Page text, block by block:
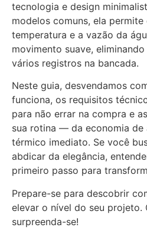
tecnologia e design
modelos comuns, ela
temperatura e a vazão da
movimento suave,
vários registros na bancada.
Neste guia, desvendamos
funciona, os requisitos
para não errar na compra e
sua rotina — da economia
térmico imediato. Se você
abdicar da elegância,
primeiro passo para
Prepare-se para descobrir
elevar o nível do seu projeto.
surpreenda-se!